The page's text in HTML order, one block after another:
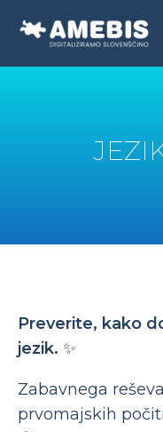
Preverite, kako
jezik. ✨
Zabavnega
prvomajskih